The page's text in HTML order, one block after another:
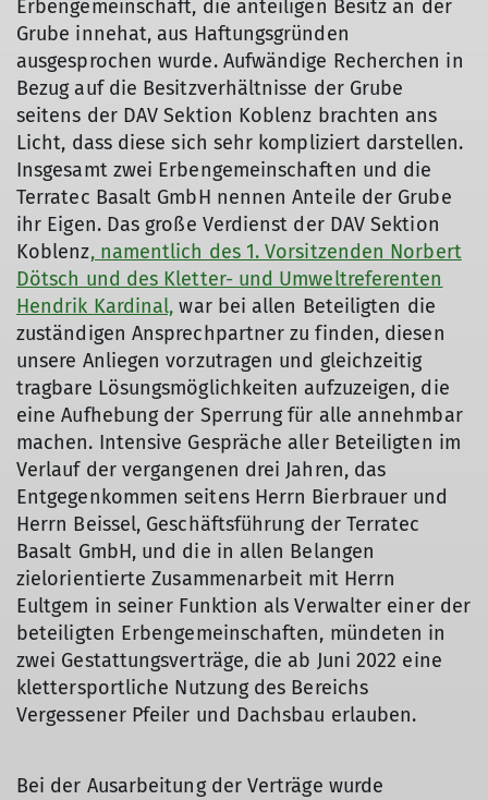
Erbengemeinschaft, die anteiligen Besitz an der
Grube innehat, aus Haftungsgründen
ausgesprochen wurde. Aufwändige Recherchen in
Bezug auf die Besitzverhältnisse der Grube
seitens der DAV Sektion Koblenz brachten ans
Licht, dass diese sich sehr kompliziert darstellen.
Insgesamt zwei Erbengemeinschaften und die
Terratec Basalt GmbH nennen Anteile der Grube
ihr Eigen. Das große Verdienst der DAV Sektion
Koblenz, namentlich des 1. Vorsitzenden Norbert
Dötsch und des Kletter- und Umweltreferenten
Hendrik Kardinal, war bei allen Beteiligten die
zuständigen Ansprechpartner zu finden, diesen
unsere Anliegen vorzutragen und gleichzeitig
tragbare Lösungsmöglichkeiten aufzuzeigen, die
eine Aufhebung der Sperrung für alle annehmbar
machen. Intensive Gespräche aller Beteiligten im
Verlauf der vergangenen drei Jahren, das
Entgegenkommen seitens Herrn Bierbrauer und
Herrn Beissel, Geschäftsführung der Terratec
Basalt GmbH, und die in allen Belangen
zielorientierte Zusammenarbeit mit Herrn
Eultgem in seiner Funktion als Verwalter einer der
beteiligten Erbengemeinschaften, mündeten in
zwei Gestattungsverträge, die ab Juni 2022 eine
klettersportliche Nutzung des Bereichs
Vergessener Pfeiler und Dachsbau erlauben.
Bei der Ausarbeitung der Verträge wurde